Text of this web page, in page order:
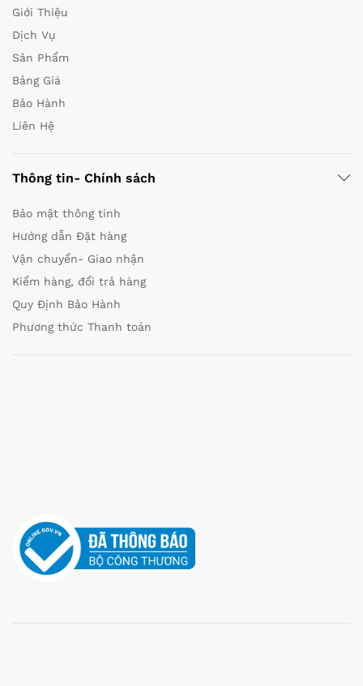
Giới Thiệu
Dịch Vụ
Sản Phẩm
Bảng Giá
Bảo Hành
Liên Hệ
Thông tin- Chính sách
Bảo mật thông tinh
Hướng dẫn Đặt hàng
Vận chuyển- Giao nhận
Kiểm hàng, đổi trả hàng
Quy Định Bảo Hành
Phương thức Thanh toán